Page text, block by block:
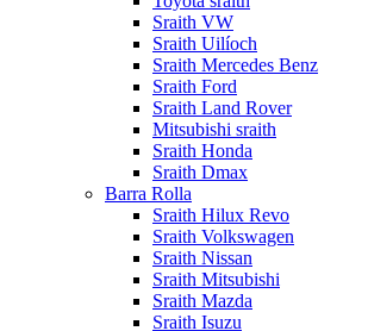
Sraith VW
Sraith Uilíoch
Sraith Mercedes Benz
Sraith Ford
Sraith Land Rover
Mitsubishi sraith
Sraith Honda
Sraith Dmax
Barra Rolla
Sraith Hilux Revo
Sraith Volkswagen
Sraith Nissan
Sraith Mitsubishi
Sraith Mazda
Sraith Isuzu